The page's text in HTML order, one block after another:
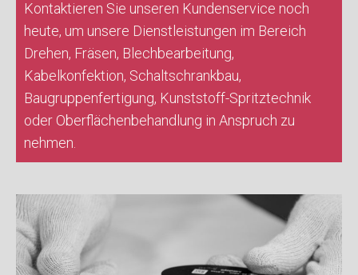
Kontaktieren Sie unseren Kundenservice noch
heute, um unsere Dienstleistungen im Bereich
Drehen, Fräsen, Blechbearbeitung,
Kabelkonfektion, Schaltschrankbau,
Baugruppenfertigung, Kunststoff-Spritztechnik
oder Oberflächenbehandlung in Anspruch zu
nehmen.